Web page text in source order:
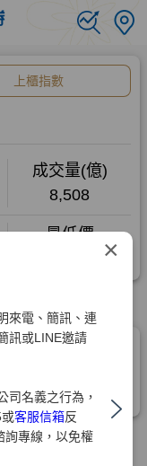
×
來電、簡訊、連
訊或LINE邀請
司名義之行為，
客服信箱反
詢專線，以免權